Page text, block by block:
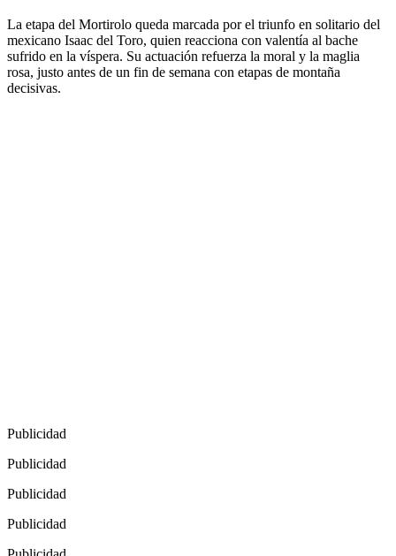
La etapa del Mortirolo queda marcada por el triunfo en solitario del
mexicano Isaac del Toro, quien reacciona con valentía al bache
sufrido en la víspera. Su actuación refuerza la moral y la maglia
rosa, justo antes de un fin de semana con etapas de montaña
decisivas.
Publicidad
Publicidad
Publicidad
Publicidad